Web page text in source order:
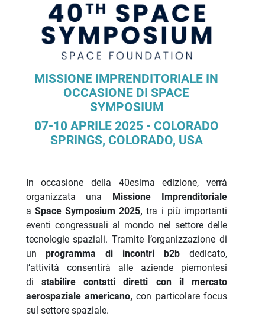
Descrizione iniziativa
MISSIONE IMPRENDITORIALE IN
OCCASIONE DI SPACE
SYMPOSIUM
07-10 APRILE 2025 - COLORADO
SPRINGS, COLORADO, USA
In occasione della 40esima edizione, verrà
organizzata una
Missione Imprenditoriale
a Space Symposium 2025,tra i più importanti
eventi congressuali al mondo nel settore delle
tecnologie spaziali. Tramite l’organizzazione di
unprogramma di incontri b2b dedicato,
l’attività consentirà alle aziende piemontesi
di stabilire contatti diretti con il mercato
aerospaziale americano,con particolare focus
sul settore spaziale.